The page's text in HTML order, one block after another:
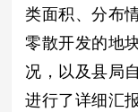
类面积、分布
零散开发的地
况，以及县局
进行了详细汇报